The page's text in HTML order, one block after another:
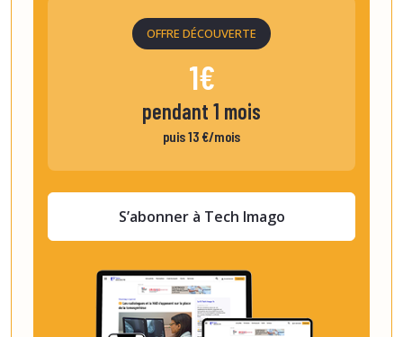
OFFRE DÉCOUVERTE
1€
pendant 1 mois
puis 13 €/mois
S’abonner à Tech Imago